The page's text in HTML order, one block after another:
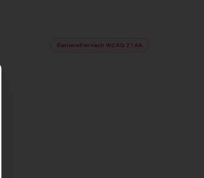
Barrierefrei nach WCAG 2.1 AA